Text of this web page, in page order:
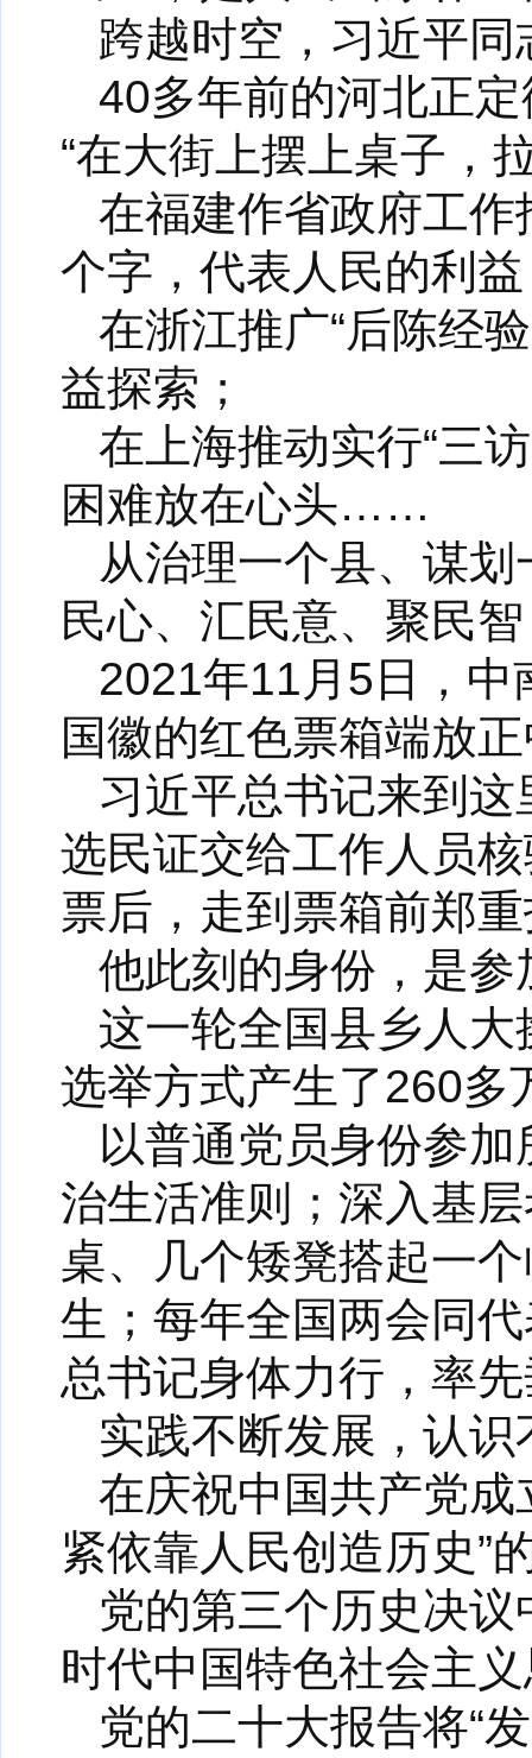
跨越时空，习近平
40多年前的河北正
“在大街上摆上桌子，
在福建作省政府工作
个字，代表人民的利
在浙江推广“后陈经
益探索；
在上海推动实行“三
困难放在心头……
从治理一个县、谋
民心、汇民意、聚民
2021年11月5日，
国徽的红色票箱端放
习近平总书记来到
选民证交给工作人员
票后，走到票箱前郑
他此刻的身份，是
这一轮全国县乡人
选举方式产生了260多
以普通党员身份参
治生活准则；深入基
桌、几个矮凳搭起一
生；每年全国两会同
总书记身体力行，率
实践不断发展，认识
在庆祝中国共产党成
紧依靠人民创造历史”
党的第三个历史决议
时代中国特色社会主
党的二十大报告将“